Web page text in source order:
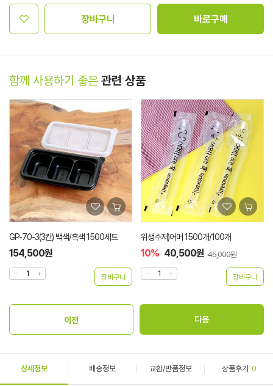
장바구니 바로구매
함께 사용하기 좋은 관련 상품
GP-70-3(3칸) 백색/흑색 1500세트
154,500원
위생수저)어머 1500개/100개
10% 40,500원 45,000원
상세정보 배송정보 교환/반품정보 상품후기 0